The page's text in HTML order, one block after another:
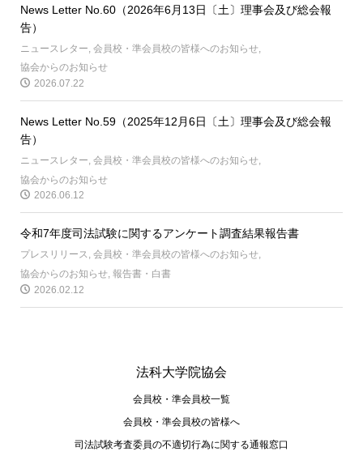
News Letter No.60（2026年6月13日〔土〕理事会及び総会報
告）
ニュースレター 会員校・準会員校の皆様へのお知らせ
協会からのお知らせ
2026.07.22
News Letter No.59（2025年12月6日〔土〕理事会及び総会報
告）
ニュースレター, 会員校・準会員校の皆様へのお知らせ,
協会からのお知らせ
2026.06.12
令和7年度司法試験に関するアンケート調査結果報告書
プレスリリース, 会員校・準会員校の皆様へのお知らせ,
協会からのお知らせ 報告書・白書
2026.02.12
法科大学院協会
会員校・準会員校一覧
会員校・準会員校の皆様へ
司法試験考査委員の不適切⾏為に関する通報窓⼝